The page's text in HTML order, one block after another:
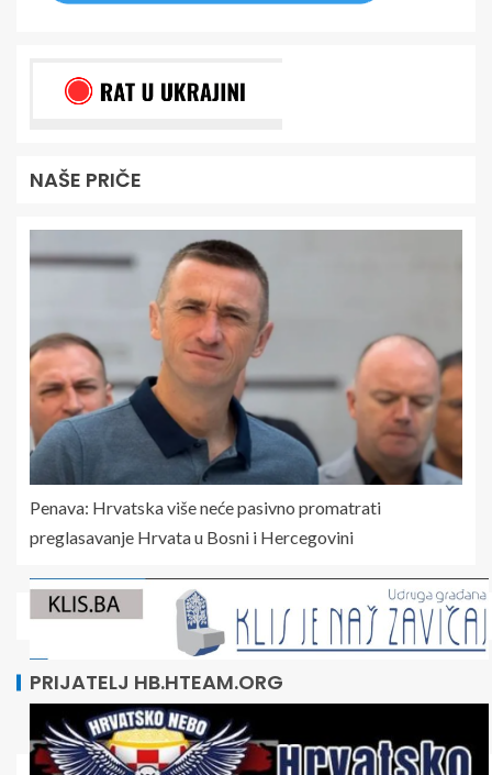
NAŠE PRIČE
Penava: Hrvatska više neće pasivno promatrati
preglasavanje Hrvata u Bosni i Hercegovini
PRIJATELJ HB.HTEAM.ORG